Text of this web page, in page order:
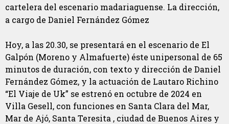
cartelera del escenario madariaguense. La dirección,
a cargo de Daniel Fernández Gómez
Hoy, a las 20.30, se presentará en el escenario de El
Galpón (Moreno y Almafuerte) éste unipersonal de 65
minutos de duración, con texto y dirección de Daniel
Fernández Gómez, y la actuación de Lautaro Richino
“El Viaje de Uk” se estrenó en octubre de 2024 en
Villa Gesell, con funciones en Santa Clara del Mar,
Mar de Ajó, Santa Teresita , ciudad de Buenos Aires y